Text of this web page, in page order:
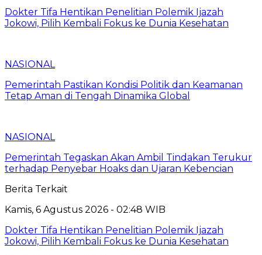
Dokter Tifa Hentikan Penelitian Polemik Ijazah
Jokowi, Pilih Kembali Fokus ke Dunia Kesehatan
NASIONAL
Pemerintah Pastikan Kondisi Politik dan Keamanan
Tetap Aman di Tengah Dinamika Global
NASIONAL
Pemerintah Tegaskan Akan Ambil Tindakan Terukur
terhadap Penyebar Hoaks dan Ujaran Kebencian
Berita Terkait
Kamis, 6 Agustus 2026 - 02:48 WIB
Dokter Tifa Hentikan Penelitian Polemik Ijazah
Jokowi, Pilih Kembali Fokus ke Dunia Kesehatan